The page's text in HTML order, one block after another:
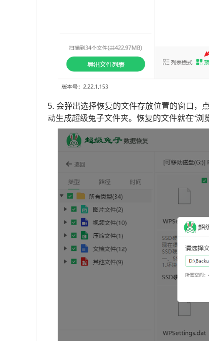
5. 会弹出选择恢复的文件存放位置的窗口，
动生成超级兔子文件夹。恢复的文件就在“浏